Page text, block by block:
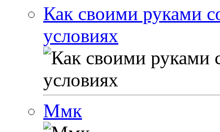
Как своими руками
условиях
Ммк